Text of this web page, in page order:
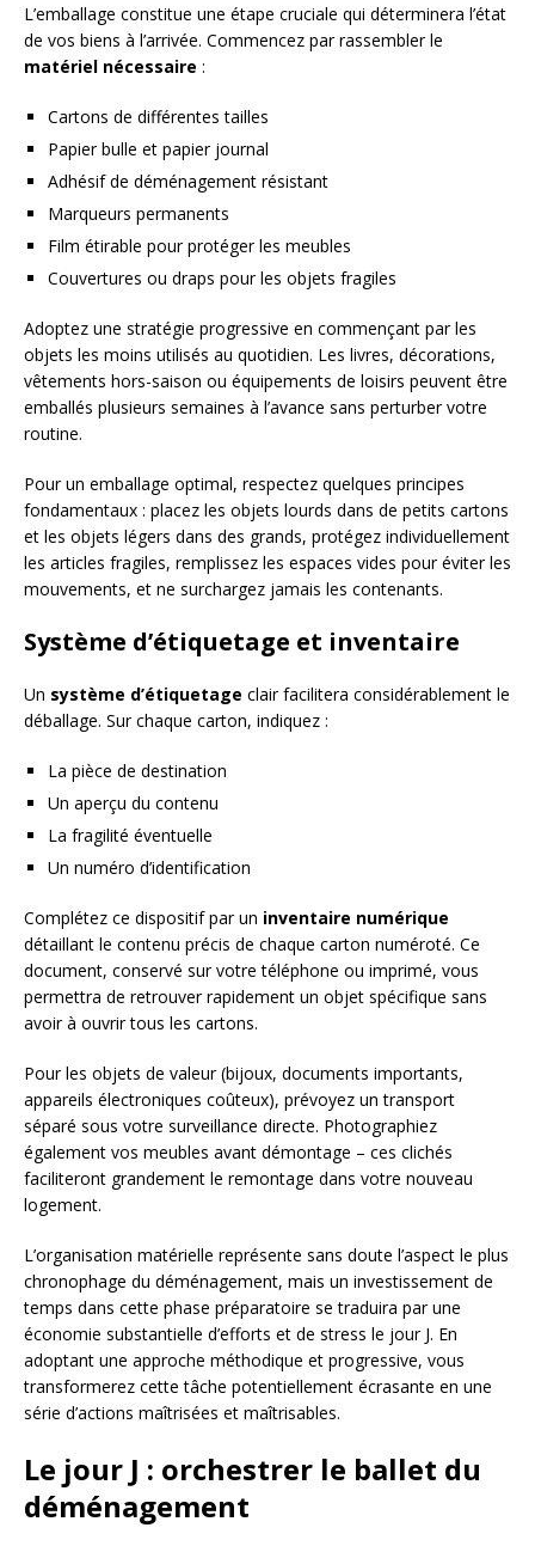
L’emballage constitue une étape cruciale qui déterminera l’état
de vos biens à l’arrivée. Commencez par rassembler le
matériel nécessaire :
Cartons de différentes tailles
Papier bulle et papier journal
Adhésif de déménagement résistant
Marqueurs permanents
Film étirable pour protéger les meubles
Couvertures ou draps pour les objets fragiles
Adoptez une stratégie progressive en commençant par les
objets les moins utilisés au quotidien. Les livres, décorations,
vêtements hors-saison ou équipements de loisirs peuvent être
emballés plusieurs semaines à l’avance sans perturber votre
routine.
Pour un emballage optimal, respectez quelques principes
fondamentaux : placez les objets lourds dans de petits cartons
et les objets légers dans des grands, protégez individuellement
les articles fragiles, remplissez les espaces vides pour éviter les
mouvements, et ne surchargez jamais les contenants.
Système d’étiquetage et inventaire
Un système d’étiquetage clair facilitera considérablement le
déballage. Sur chaque carton, indiquez :
La pièce de destination
Un aperçu du contenu
La fragilité éventuelle
Un numéro d’identification
Complétez ce dispositif par un inventaire numérique
détaillant le contenu précis de chaque carton numéroté. Ce
document, conservé sur votre téléphone ou imprimé, vous
permettra de retrouver rapidement un objet spécifique sans
avoir à ouvrir tous les cartons.
Pour les objets de valeur (bijoux, documents importants,
appareils électroniques coûteux), prévoyez un transport
séparé sous votre surveillance directe. Photographiez
également vos meubles avant démontage – ces clichés
faciliteront grandement le remontage dans votre nouveau
logement.
L’organisation matérielle représente sans doute l’aspect le plus
chronophage du déménagement, mais un investissement de
temps dans cette phase préparatoire se traduira par une
économie substantielle d’efforts et de stress le jour J. En
adoptant une approche méthodique et progressive, vous
transformerez cette tâche potentiellement écrasante en une
série d’actions maîtrisées et maîtrisables.
Le jour J : orchestrer le ballet du
déménagement